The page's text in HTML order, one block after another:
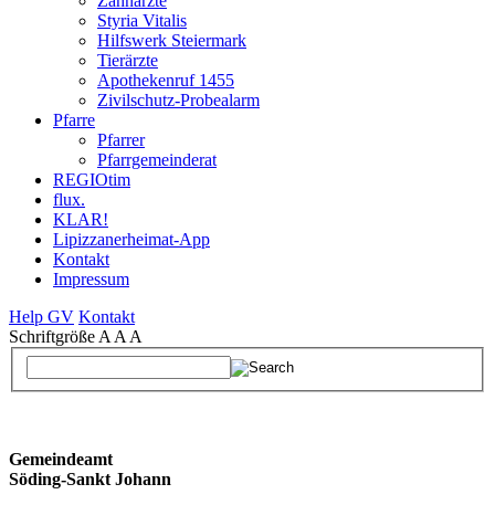
Styria Vitalis
Hilfswerk Steiermark
Tierärzte
Apothekenruf 1455
Zivilschutz-Probealarm
Pfarre
Pfarrer
Pfarrgemeinderat
REGIOtim
flux.
KLAR!
Lipizzanerheimat-App
Kontakt
Impressum
Help GV Kontakt
Schriftgröße A A A
Gemeindeamt
Söding-Sankt Johann